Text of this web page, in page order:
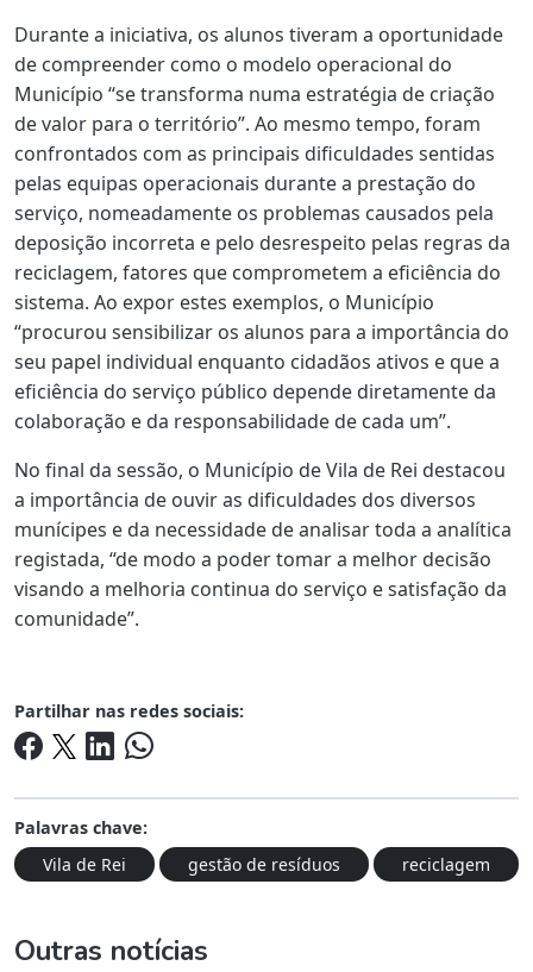
Durante a iniciativa, os alunos tiveram a oportunidade
de compreender como o modelo operacional do
Município “se transforma numa estratégia de criação
de valor para o território”. Ao mesmo tempo, foram
confrontados com as principais dificuldades sentidas
pelas equipas operacionais durante a prestação do
serviço, nomeadamente os problemas causados pela
deposição incorreta e pelo desrespeito pelas regras da
reciclagem, fatores que comprometem a eficiência do
sistema. Ao expor estes exemplos, o Município
“procurou sensibilizar os alunos para a importância do
seu papel individual enquanto cidadãos ativos e que a
eficiência do serviço público depende diretamente da
colaboração e da responsabilidade de cada um”.
No final da sessão, o Município de Vila de Rei destacou
a importância de ouvir as dificuldades dos diversos
munícipes e da necessidade de analisar toda a analítica
registada, “de modo a poder tomar a melhor decisão
visando a melhoria continua do serviço e satisfação da
comunidade”.
Partilhar nas redes sociais:
Palavras chave:
Vila de Rei
gestão de resíduos reciclagem
Outras notícias